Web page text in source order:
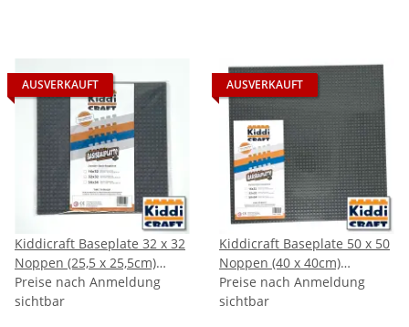
AUSVERKAUFT
Kiddicraft Baseplate 32 x 32
Noppen (25,5 x 25,5cm)
Dunkelgrau
Preise nach Anmeldung
sichtbar
AUSVERKAUFT
Kiddicraft Baseplate 50 x 50
Noppen (40 x 40cm)
Dunkelgrau
Preise nach Anmeldung
sichtbar